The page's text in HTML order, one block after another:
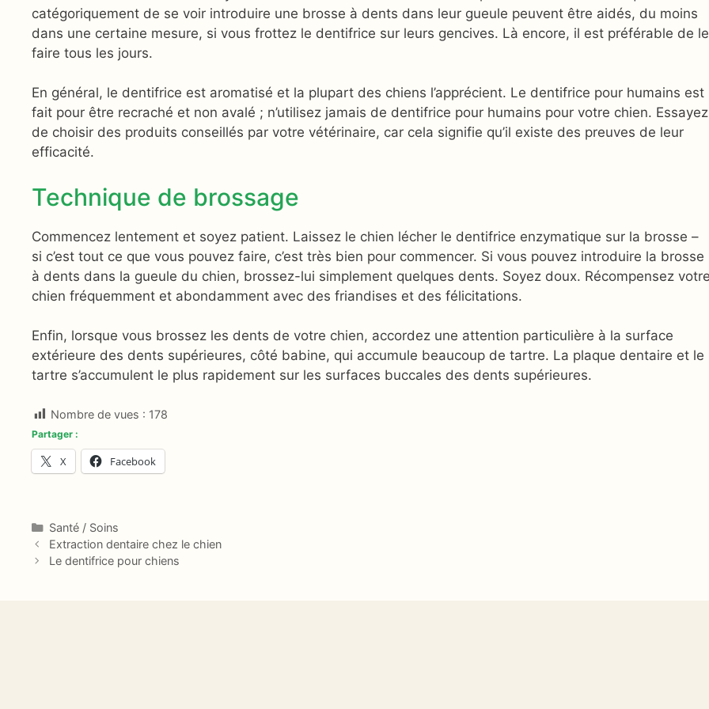
catégoriquement de se voir introduire une brosse à dents dans leur gueule peuvent être aidés, du moins
dans une certaine mesure, si vous frottez le dentifrice sur leurs gencives. Là encore, il est préférable de le
faire tous les jours.
En général, le dentifrice est aromatisé et la plupart des chiens l’apprécient. Le dentifrice pour humains est
fait pour être recraché et non avalé ; n’utilisez jamais de dentifrice pour humains pour votre chien. Essayez
de choisir des produits conseillés par votre vétérinaire, car cela signifie qu’il existe des preuves de leur
efficacité.
Technique de brossage
Commencez lentement et soyez patient. Laissez le chien lécher le dentifrice enzymatique sur la brosse –
si c’est tout ce que vous pouvez faire, c’est très bien pour commencer. Si vous pouvez introduire la brosse
à dents dans la gueule du chien, brossez-lui simplement quelques dents. Soyez doux. Récompensez
chien fréquemment et abondamment avec des friandises et des félicitations.
Enfin, lorsque vous brossez les dents de votre chien, accordez une attention particulière à la surface
extérieure des dents supérieures, côté babine, qui accumule beaucoup de tartre. La plaque dentaire et le
tartre s’accumulent le plus rapidement sur les surfaces buccales des dents supérieures.
Nombre de vues : 178
Partager :
X Facebook
Catégories
Santé / Soins
Extraction dentaire chez le chien
Le dentifrice pour chiens